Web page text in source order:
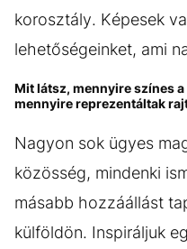
korosztály. Képesek
lehetőségeinket, ami
Mit látsz, mennyire színes
mennyire reprezentáltak
Nagyon sok ügyes
közösség, mindenki
másabb hozzáállást
külföldön. Inspiráljuk